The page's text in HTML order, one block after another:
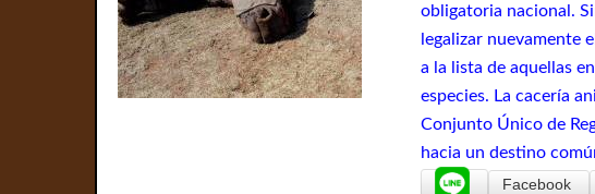
obligatoria nacional.
legalizar nuevamente
a la lista de aquellas
especies. La cacería
Conjunto Único de
hacia un destino
Facebook